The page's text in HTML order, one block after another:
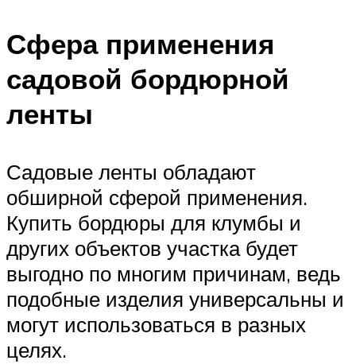
Сфера применения
садовой бордюрной
ленты
Садовые ленты обладают
обширной сферой применения.
Купить бордюры для клумбы и
других объектов участка будет
выгодно по многим причинам, ведь
подобные изделия универсальны и
могут использоваться в разных
целях.